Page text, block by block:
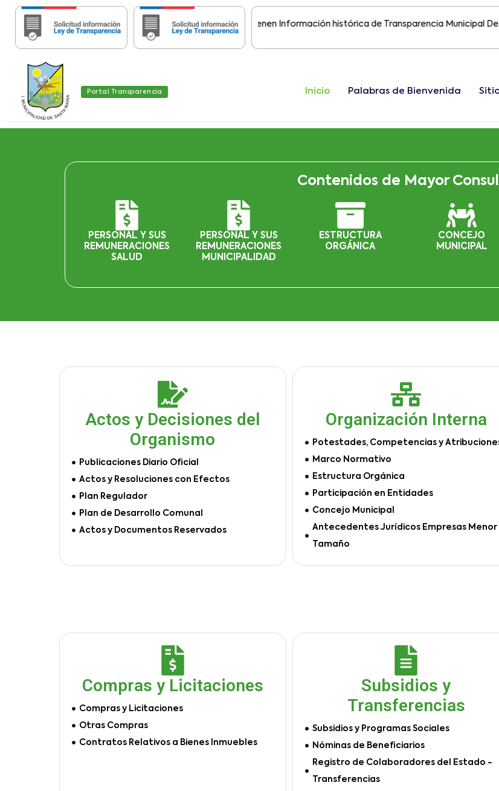
Importante: Estas páginas contienen Información histórica de Transparencia Municipal Desde el
Portal Transparencia Inicio Palabras de Bienvenida
Contenidos de Mayor
PERSONAL Y SUS
REMUNERACIONES
SALUD
PERSONAL Y SUS
REMUNERACIONES
MUNICIPALIDAD
ESTRUCTURA
ORGÁNICA
CONCEJO
MUNICIPAL
Actos y Decisiones del
Organismo
Publicaciones Diario Oficial
Actos y Resoluciones con Efectos
Plan Regulador
Plan de Desarrollo Comunal
Actos y Documentos Reservados
Organización Interna
Potestades, Competencias y
Marco Normativo
Estructura Orgánica
Participación en Entidades
Concejo Municipal
Antecedentes Jurídicos Empresas Menor
Tamaño
Compras y Licitaciones
Compras y Licitaciones
Otras Compras
Contratos Relativos a Bienes Inmuebles
Subsidios y
Transferencias
Subsidios y Programas Sociales
Nóminas de Beneficiarios
Registro de Colaboradores del Estado -
Transferencias